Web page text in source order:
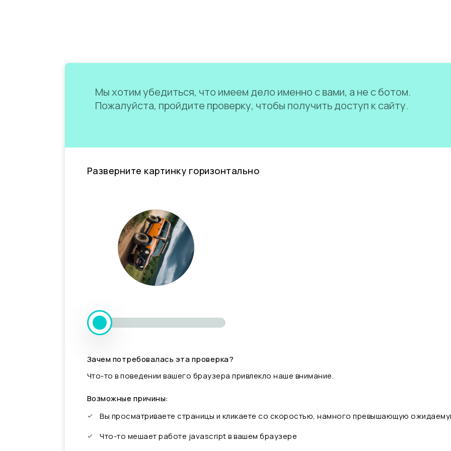
Мы хотим убедиться, что имеем дело именно с вами, а не с ботом.
Пожалуйста, пройдите проверку, чтобы получить доступ к сайту.
Разверните картинку горизонтально
Зачем потребовалась эта проверка?
Что-то в поведении вашего браузера привлекло наше внимание.
Возможные причины:
Вы просматриваете страницы и кликаете со скоростью, намного превышающую
Что-то мешает работе javascript в вашем браузере